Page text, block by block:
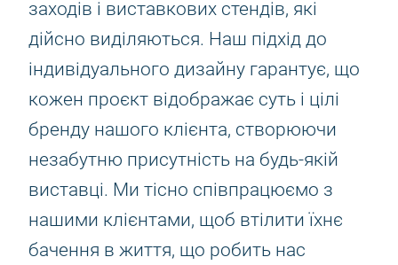
заходів і виставкових стендів, які
дійсно виділяються. Наш підхід до
індивідуального дизайну гарантує, що
кожен проєкт відображає суть і цілі
бренду нашого клієнта, створюючи
незабутню присутність на будь-якій
виставці. Ми тісно співпрацюємо з
нашими клієнтами, щоб втілити їхнє
бачення в життя, що робить нас